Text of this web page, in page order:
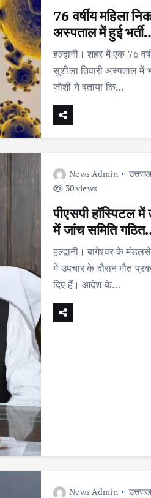
76 वर्षीय महिला
अस्पताल में हुई
हल्द्वानी। शहर में एक 76
सुशीला तिवारी अस्पताल में
जोशी ने बताया कि…
News Admin
30 views
पीएसपी हॉस्पिटल
में जांच समिति
हल्द्वानी। बागेश्वर के
में उपचार के दौरान मौत
दिए हैं। आदेश के…
News Admin